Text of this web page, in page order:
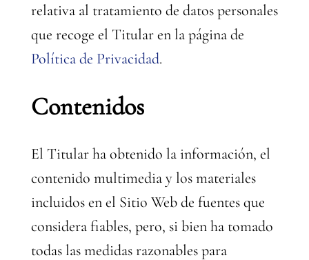
relativa al tratamiento de datos personales
que recoge el Titular en la página de
Política de Privacidad.
Contenidos
El Titular ha obtenido la información, el
contenido multimedia y los materiales
incluidos en el Sitio Web de fuentes que
considera fiables, pero, si bien ha tomado
todas las medidas razonables para